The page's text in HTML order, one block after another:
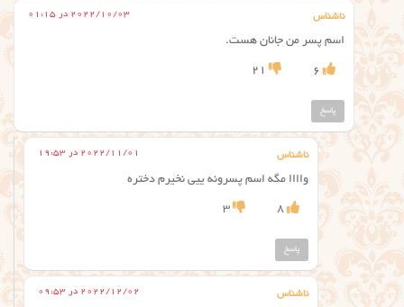
ناشناس 2022/10/03 در 01:15
اسم پسر من جانان هست.
6
21
پاسخ
ناشناس 2022/11/01 در 19:53
واااا مگه اسم پسرونه ییی نخیرم دختره
8
3
پاسخ
ناشناس 2022/12/02 در 09:53